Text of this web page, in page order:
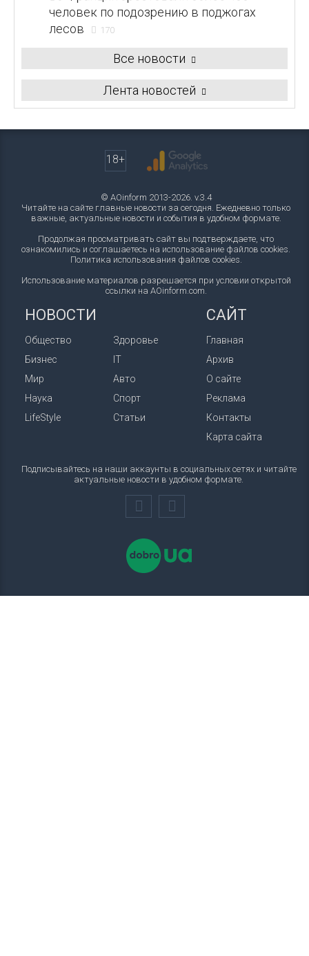
человек по подозрению в поджогах
лесов
170
Все новости
Лента новостей
18+
© AOinform 2013-2026. v.3.4
Читайте на сайте главные новости за сегодня. Ежедневно только
важные, актуальные новости и события в удобном формате.
Продолжая просматривать сайт вы подтверждаете, что
ознакомились и соглашаетесь на использование файлов cookies.
Политика использования файлов cookies.
Использование материалов разрешается при условии открытой
ссылки на AOinform.com.
НОВОСТИ
Общество
Бизнес
Мир
Наука
LifeStyle
Здоровье
IT
Авто
Спорт
Статьи
САЙТ
Главная
Архив
О сайте
Реклама
Контакты
Карта сайта
Подписывайтесь на наши аккаунты в социальных сетях и читайте
актуальные новости в удобном формате.